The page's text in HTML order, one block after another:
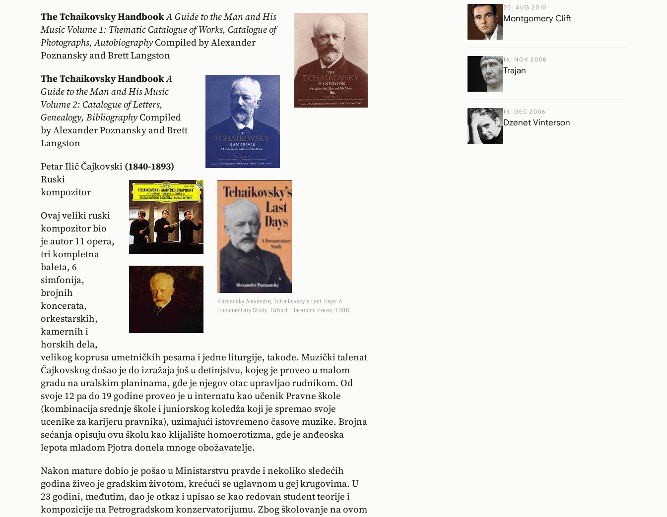
The Tchaikovsky HandbookA Guide to the Man and His
Music Volume 1: Thematic Catalogue of Works, Catalogue of
Photographs, AutobiographyCompiled by Alexander
Poznansky and Brett Langston
The Tchaikovsky HandbookA
Guide to the Man and His Music
Volume 2: Catalogue of Letters,
Genealogy, BibliographyCompiled
by Alexander Poznansky and Brett
Langston
Poznansky Alexandre, Tchaikovsky's Last Days: A
Documentary Study. Oxford: Clarendon Press, 1996.
Petar Ilič Čajkovski(1840-1893)
Ruski
kompozitor
Ovaj veliki ruski
kompozitor bio
je autor 11 opera,
tri kompletna
baleta, 6
simfonija,
brojnih
koncerata,
orkestarskih,
kamernih i
horskih dela,
velikog koprusa umetničkih pesama i jedne liturgije, takođe. Muzički talenat
Čajkovskog došao je do izražaja još u detinjstvu, kojeg je proveo u malom
gradu na uralskim planinama, gde je njegov otac upravljao rudnikom. Od
svoje 12 pa do 19 godine proveo je u internatu kao učenik Pravne škole
(kombinacija srednje škole i juniorskog koledža koji je spremao svoje
ucenike za karijeru pravnika), uzimajući istovremeno časove muzike. Brojna
sećanja opisuju ovu školu kao klijalište homoerotizma, gde je anđeoska
lepota mladom Pjotra donela mnoge obožavatelje.
Nakon mature dobio je pošao u Ministarstvu pravde i nekoliko sledećih
godina živeo je gradskim životom, krećući se uglavnom u gej krugovima. U
23 godini, međutim, dao je otkaz i upisao se kao redovan student teorije i
kompozicije na Petrogradskom konzervatorijumu. Zbog školovanje na ovom
20. AUG 2010
Montgomery Clift
16. NOV 2008
Trajan
15. DEC 2006
Dzenet Vinterson